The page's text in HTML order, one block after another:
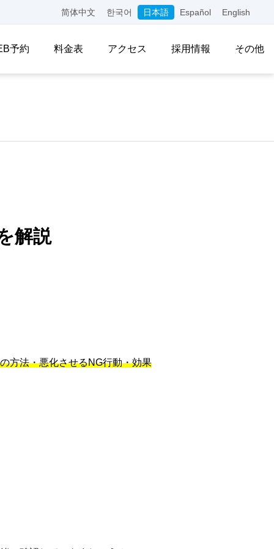
简体中文 한국어 日本語 Español English
予約 料金表 アクセス 採用情報 その他
解説
方法・悪化させるNG行動・効果